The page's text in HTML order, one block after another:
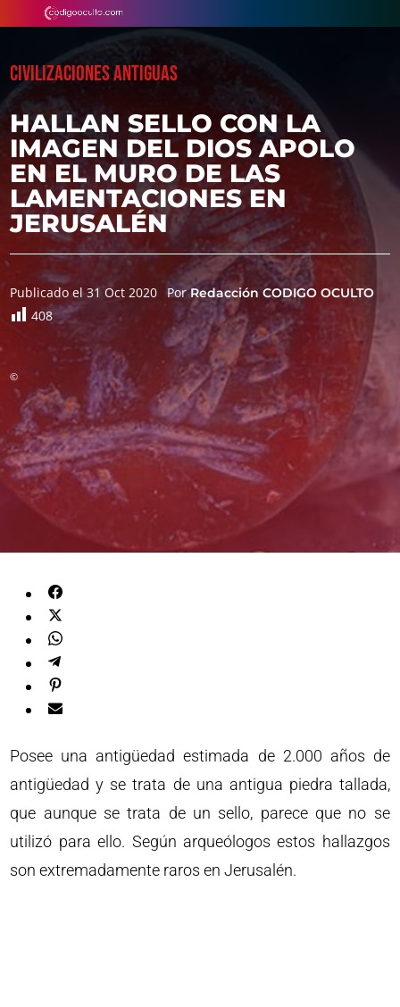
CIVILIZACIONES ANTIGUAS
HALLAN SELLO CON LA
IMAGEN DEL DIOS APOLO
EN EL MURO DE LAS
LAMENTACIONES EN
JERUSALÉN
Publicado el 31 Oct 2020 PorRedacción CODIGO OCULTO
408
©
Posee una antigüedad estimada de 2.000 años de
antigüedad y se trata de una antigua piedra tallada,
que aunque se trata de un sello, parece que no se
utilizó para ello. Según arqueólogos estos hallazgos
son extremadamente raros en Jerusalén.